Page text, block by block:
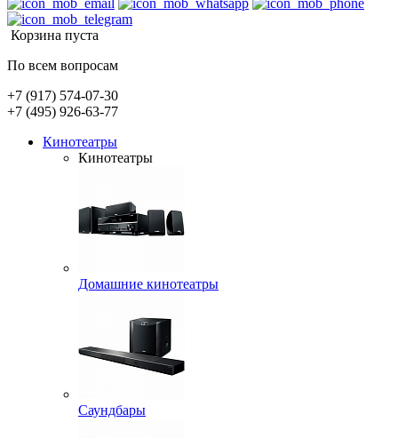
Корзина пуста
По всем вопросам
+7 (917) 574-07-30
+7 (495) 926-63-77
Кинотеатры
Кинотеатры
Домашние кинотеатры
Саундбары